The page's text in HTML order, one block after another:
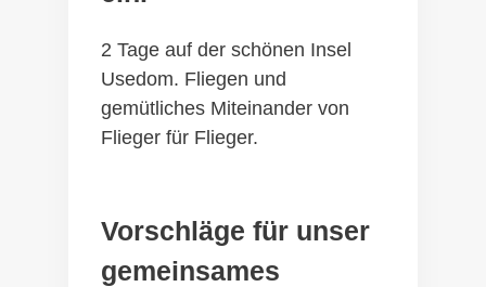
2 Tage auf der schönen Insel
Usedom. Fliegen und
gemütliches Miteinander von
Flieger für Flieger.
Vorschläge für unser
gemeinsames